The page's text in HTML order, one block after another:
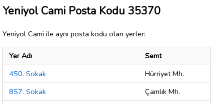
Yeniyol Cami Posta Kodu 35370
Yeniyol Cami ile aynı posta kodu olan yerler:
Yer Adı
Semt
450. Sokak
Hürriyet Mh.
857. Sokak
Çamlık Mh.